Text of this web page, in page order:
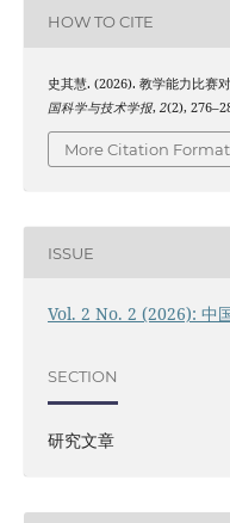
HOW TO CITE
史其慧. (2026). 教学能力比赛
国科学与技术学报, 2(2),
More Citation
ISSUE
Vol. 2 No. 2 (2026): 中
SECTION
研究文章